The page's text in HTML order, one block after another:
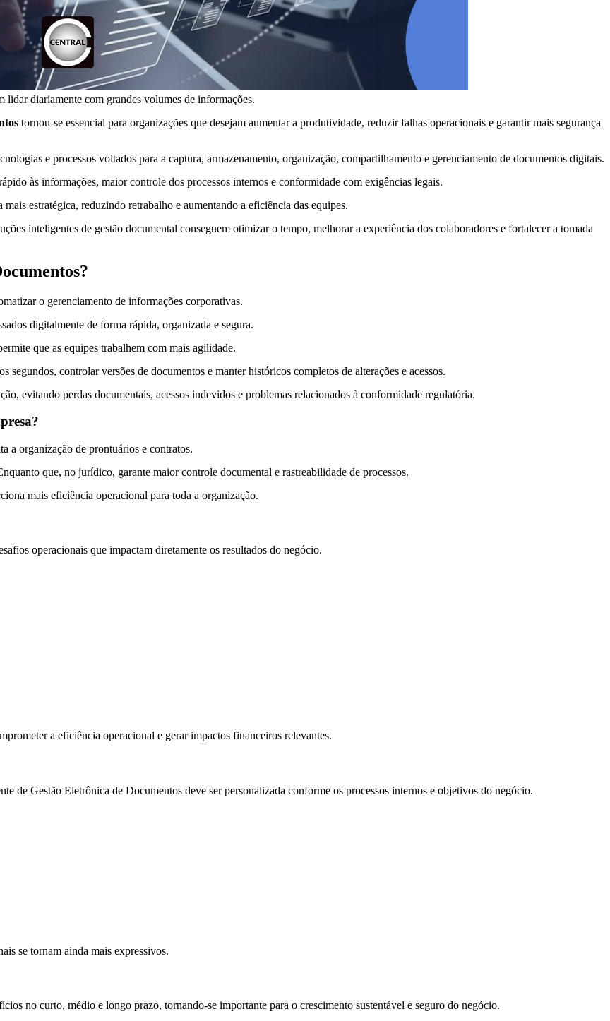
lidar diariamente com grandes volumes de informações.
tornou-se essencial para organizações que desejam aumentar a produtividade, reduzir falhas operacionais e garantir mais segurança
e processos voltados para a captura, armazenamento, organização, compartilhamento e gerenciamento de documentos digitais.
às informações, maior controle dos processos internos e conformidade com exigências legais.
estratégica, reduzindo retrabalho e aumentando a eficiência das equipes.
inteligentes de gestão documental conseguem otimizar o tempo, melhorar a experiência dos colaboradores e fortalecer a tomada
o gerenciamento de informações corporativas.
digitalmente de forma rápida, organizada e segura.
que as equipes trabalhem com mais agilidade.
controlar versões de documentos e manter históricos completos de alterações e acessos.
evitando perdas documentais, acessos indevidos e problemas relacionados à conformidade regulatória.
a organização de prontuários e contratos.
que, no jurídico, garante maior controle documental e rastreabilidade de processos.
mais eficiência operacional para toda a organização.
operacionais que impactam diretamente os resultados do negócio.
a eficiência operacional e gerar impactos financeiros relevantes.
de Gestão Eletrônica de Documentos deve ser personalizada conforme os processos internos e objetivos do negócio.
se tornam ainda mais expressivos.
no curto, médio e longo prazo, tornando-se importante para o crescimento sustentável e seguro do negócio.